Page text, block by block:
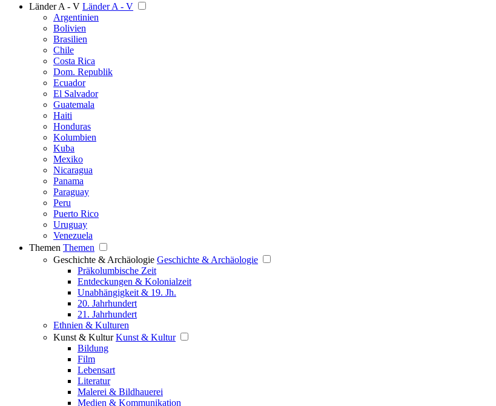
Länder A - V Länder A - V
Argentinien
Bolivien
Brasilien
Chile
Costa Rica
Dom. Republik
Ecuador
El Salvador
Guatemala
Haiti
Honduras
Kolumbien
Kuba
Mexiko
Nicaragua
Panama
Paraguay
Peru
Puerto Rico
Uruguay
Venezuela
Themen Themen
Geschichte & Archäologie Geschichte & Archäologie
Präkolumbische Zeit
Entdeckungen & Kolonialzeit
Unabhängigkeit & 19. Jh.
20. Jahrhundert
21. Jahrhundert
Ethnien & Kulturen
Kunst & Kultur Kunst & Kultur
Bildung
Film
Lebensart
Literatur
Malerei & Bildhauerei
Medien & Kommunikation